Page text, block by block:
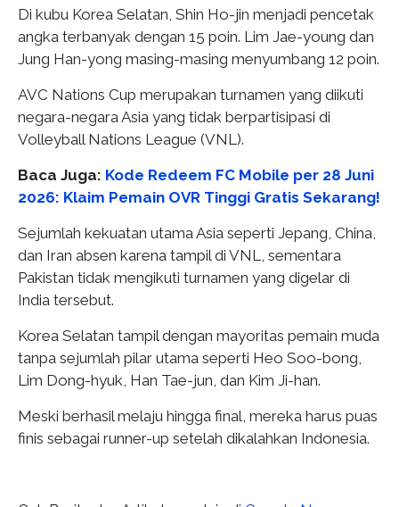
Di kubu Korea Selatan, Shin Ho-jin menjadi pencetak
angka terbanyak dengan 15 poin. Lim Jae-young dan
Jung Han-yong masing-masing menyumbang 12 poin.
AVC Nations Cup merupakan turnamen yang diikuti
negara-negara Asia yang tidak berpartisipasi di
Volleyball Nations League (VNL).
Baca Juga: Kode Redeem FC Mobile per 28 Juni
2026: Klaim Pemain OVR Tinggi Gratis Sekarang!
Sejumlah kekuatan utama Asia seperti Jepang, China,
dan Iran absen karena tampil di VNL, sementara
Pakistan tidak mengikuti turnamen yang digelar di
India tersebut.
Korea Selatan tampil dengan mayoritas pemain muda
tanpa sejumlah pilar utama seperti Heo Soo-bong,
Lim Dong-hyuk, Han Tae-jun, dan Kim Ji-han.
Meski berhasil melaju hingga final, mereka harus puas
finis sebagai runner-up setelah dikalahkan Indonesia.